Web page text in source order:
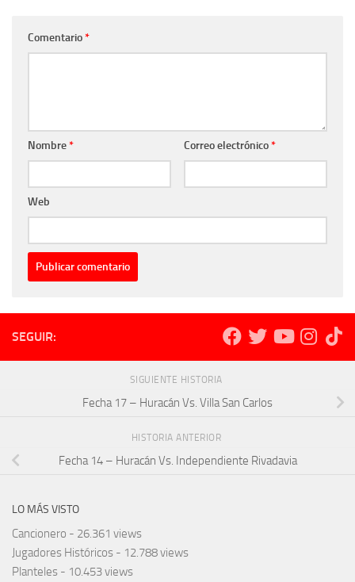
Comentario*
Nombre* Correo electrónico*
Web
SEGUIR:
SIGUIENTE HISTORIA
Fecha 17 – Huracán Vs. Villa San Carlos
HISTORIA ANTERIOR
Fecha 14 – Huracán Vs. Independiente Rivadavia
LO MÁS VISTO
Cancionero - 26.361 views
Jugadores Históricos - 12.788 views
Planteles - 10.453 views